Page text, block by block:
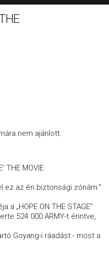
nem ajánlott.
THE MOVIE
ez az én biztonsági zónám.”
„HOPE ON THE STAGE”
524 000 ARMY-t érintve,
Goyang-i ráadást - most a